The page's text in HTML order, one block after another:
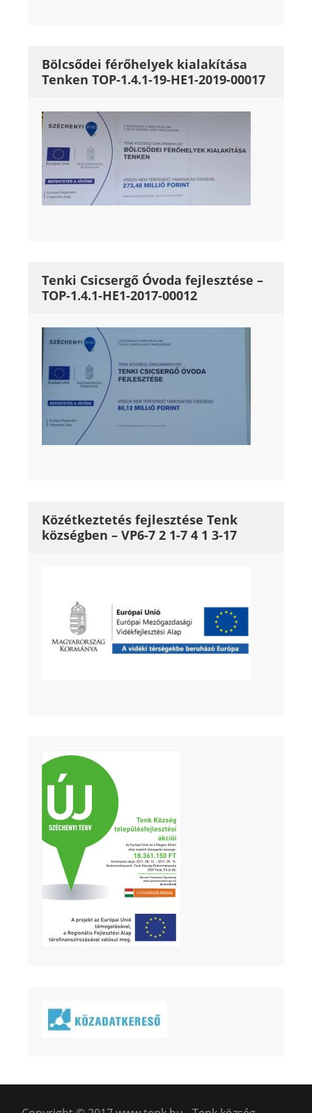
Bölcsődei férőhelyek kialakítása
Tenken TOP-1.4.1-19-HE1-2019-00017
Tenki Csicsergő Óvoda fejlesztése –
TOP-1.4.1-HE1-2017-00012
Közétkeztetés fejlesztése Tenk
községben – VP6-7 2 1-7 4 1 3-17